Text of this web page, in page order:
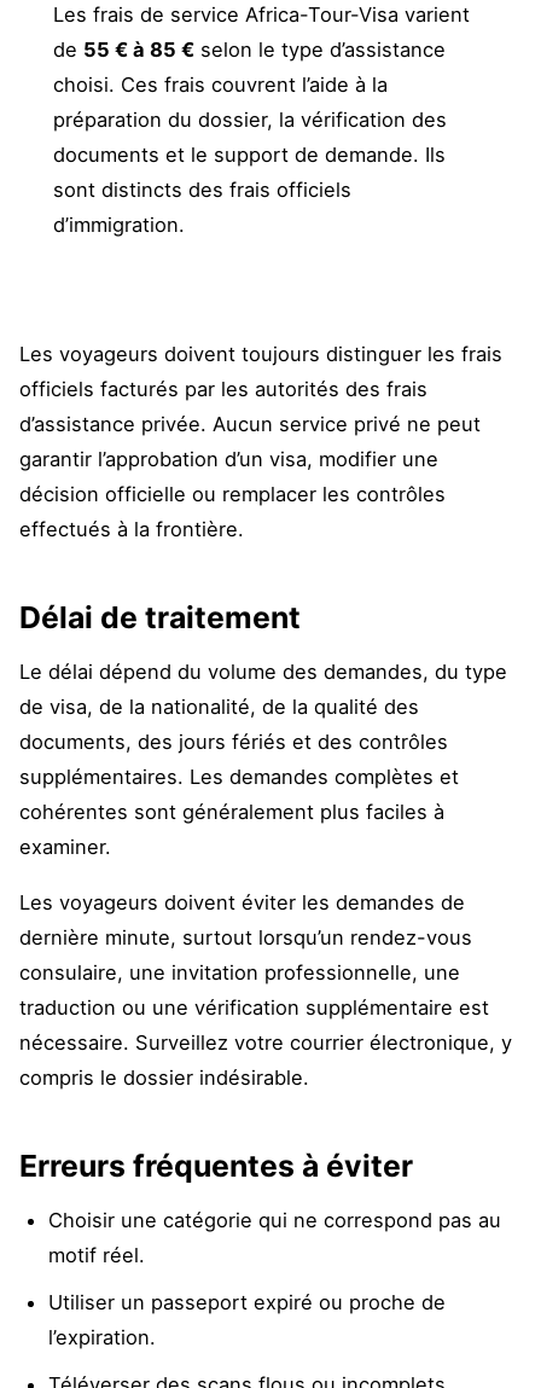
Les frais de service Africa-Tour-Visa varient
de 55 € à 85 € selon le type d’assistance
choisi. Ces frais couvrent l’aide à la
préparation du dossier, la vérification des
documents et le support de demande. Ils
sont distincts des frais officiels
d’immigration.
Les voyageurs doivent toujours distinguer les frais
officiels facturés par les autorités des frais
d’assistance privée. Aucun service privé ne peut
garantir l’approbation d’un visa, modifier une
décision officielle ou remplacer les contrôles
effectués à la frontière.
Délai de traitement
Le délai dépend du volume des demandes, du type
de visa, de la nationalité, de la qualité des
documents, des jours fériés et des contrôles
supplémentaires. Les demandes complètes et
cohérentes sont généralement plus faciles à
examiner.
Les voyageurs doivent éviter les demandes de
dernière minute, surtout lorsqu’un rendez-vous
consulaire, une invitation professionnelle, une
traduction ou une vérification supplémentaire est
nécessaire. Surveillez votre courrier électronique, y
compris le dossier indésirable.
Erreurs fréquentes à éviter
Choisir une catégorie qui ne correspond pas au
motif réel.
Utiliser un passeport expiré ou proche de
l’expiration.